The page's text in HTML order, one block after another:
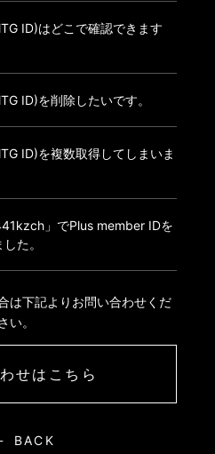
ID)はどこで確認できます
ID)を削除したいです。
ID)を複数取得してしまいま
」でPlus member IDを
た。
は下記よりお問い合わせくだ
い。
せはこちら
BACK